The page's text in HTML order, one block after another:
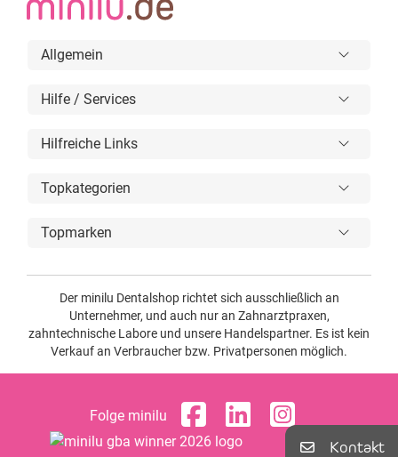
Kontakt
Allgemein
Hilfe / Services
Hilfreiche Links
Topkategorien
Topmarken
Der minilu Dentalshop richtet sich ausschließlich an
Unternehmer, und auch nur an Zahnarztpraxen,
zahntechnische Labore und unsere Handelspartner. Es ist kein
Verkauf an Verbraucher bzw. Privatpersonen möglich.
Folge minilu